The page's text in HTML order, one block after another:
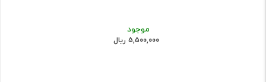
موجود
5,500,000 ریال